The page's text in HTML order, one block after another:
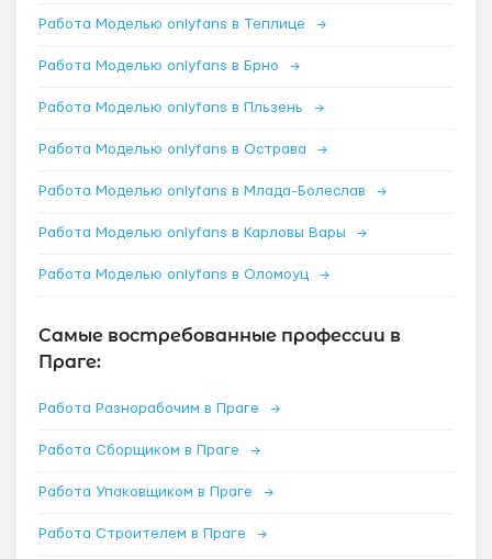
Работа Моделью onlyfans в Теплице →
Работа Моделью onlyfans в Брно →
Работа Моделью onlyfans в Пльзень →
Работа Моделью onlyfans в Острава →
Работа Моделью onlyfans в Млада-Болеслав →
Работа Моделью onlyfans в Карловы Вары →
Работа Моделью onlyfans в Оломоуц →
Самые востребованные профессии в
Праге:
Работа Разнорабочим в Праге →
Работа Сборщиком в Праге →
Работа Упаковщиком в Праге →
Работа Строителем в Праге →